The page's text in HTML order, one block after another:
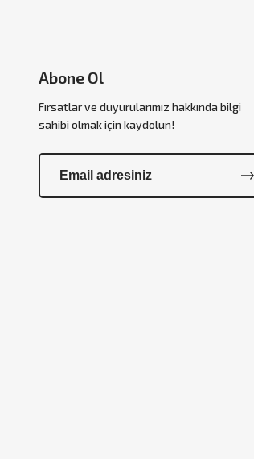
Abone Ol
Fırsatlar ve duyurularımız hakkında bilgi
sahibi olmak için kaydolun!